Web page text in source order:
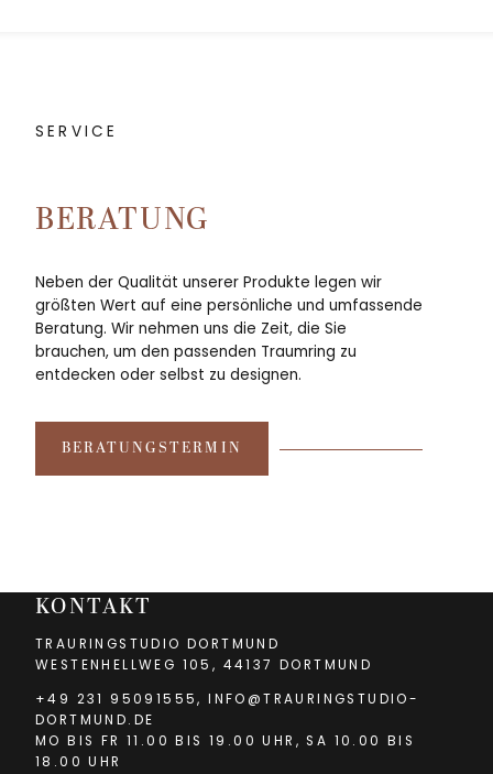
SERVICE
BERATUNG
Neben der Qualität unserer Produkte legen wir
größten Wert auf eine persönliche und umfassende
Beratung. Wir nehmen uns die Zeit, die Sie
brauchen, um den passenden Traumring zu
entdecken oder selbst zu designen.
BERATUNGSTERMIN
KONTAKT
TRAURINGSTUDIO DORTMUND
WESTENHELLWEG 105, 44137 DORTMUND
+49 231 95091555,INFO@TRAURINGSTUDIO-
DORTMUND.DE
MO BIS FR 11.00 BIS 19.00 UHR, SA 10.00 BIS
18.00 UHR